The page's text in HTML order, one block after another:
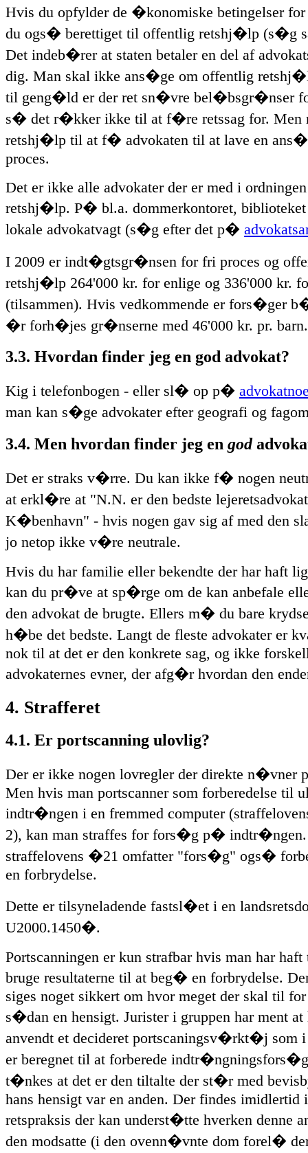
Hvis du opfylder de �konomiske betingelser
du ogs� berettiget til offentlig retshj�lp (s�g
Det indeb�rer at staten betaler en del af
dig. Man skal ikke ans�ge om offentlig
til geng�ld er der ret sn�vre bel�bsgr�nser
s� det r�kker ikke til at f�re retssag for. Men
retshj�lp til at f� advokaten til at lave en
proces.
Det er ikke alle advokater der er med i
retshj�lp. P� bl.a. dommerkontoret, biblioteket
lokale advokatvagt (s�g efter det p�
I 2009 er indt�gtsgr�nsen for fri proces og
retshj�lp 264'000 kr. for enlige og 336'000 kr.
(tilsammen). Hvis vedkommende er fors�ger
�r forh�jes gr�nserne med 46'000 kr. pr. barn.
3.3. Hvordan finder jeg en god advokat?
Kig i telefonbogen - eller sl� op p�
man kan s�ge advokater efter geografi og
3.4. Men hvordan finder jeg en god
Det er straks v�rre. Du kan ikke f� nogen
at erkl�re at "N.N. er den bedste
K�benhavn" - hvis nogen gav sig af med den
jo netop ikke v�re neutrale.
Hvis du har familie eller bekendte der har haft
kan du pr�ve at sp�rge om de kan anbefale
den advokat de brugte. Ellers m� du bare
h�be det bedste. Langt de fleste advokater er
nok til at det er den konkrete sag, og ikke
advokaternes evner, der afg�r hvordan den
4. Strafferet
4.1. Er portscanning ulovlig?
Der er ikke nogen lovregler der direkte n�vner
Men hvis man portscanner som forberedelse til
indtr�ngen i en fremmed computer
2), kan man straffes for fors�g p�
straffelovens �21 omfatter "fors�g" ogs�
en forbrydelse.
Dette er tilsyneladende fastsl�et i en
U2000.1450�.
Portscanningen er kun strafbar hvis man har
bruge resultaterne til at beg� en forbrydelse.
siges noget sikkert om hvor meget der skal til
s�dan en hensigt. Jurister i gruppen har ment at
anvendt et decideret portscaningsv�rkt�j som i
er beregnet til at forberede
t�nkes at det er den tiltalte der st�r med
hans hensigt var en anden. Der findes imidlertid
retspraksis der kan underst�tte hverken denne
den modsatte (i den ovenn�vnte dom forel�